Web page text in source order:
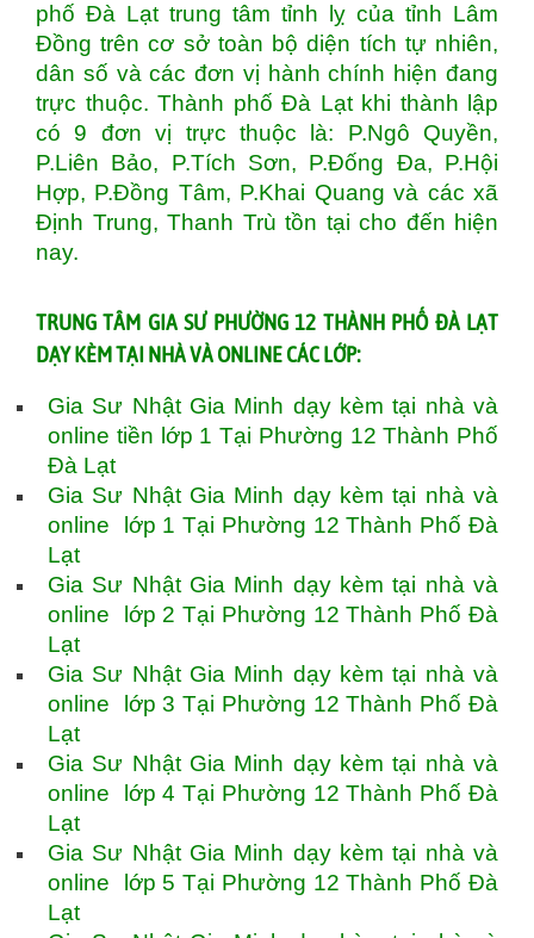
phố Đà Lạt trung tâm tỉnh lỵ của tỉnh Lâm
Đồng trên cơ sở toàn bộ diện tích tự nhiên,
dân số và các đơn vị hành chính hiện đang
trực thuộc. Thành phố Đà Lạt khi thành lập
có 9 đơn vị trực thuộc là: P.Ngô Quyền,
P.Liên Bảo, P.Tích Sơn, P.Đống Đa, P.Hội
Hợp, P.Đồng Tâm, P.Khai Quang và các xã
Định Trung, Thanh Trù tồn tại cho đến hiện
nay.
TRUNG TÂM GIA SƯ PHƯỜNG 12 THÀNH PHỐ ĐÀ LẠT
DẠY KÈM TẠI NHÀ VÀ ONLINE CÁC LỚP:
Gia Sư Nhật Gia Minh dạy kèm tại nhà và
online tiền lớp 1 Tại Phường 12 Thành Phố
Đà Lạt
Gia Sư Nhật Gia Minh dạy kèm tại nhà và
online lớp 1 Tại Phường 12 Thành Phố Đà
Lạt
Gia Sư Nhật Gia Minh dạy kèm tại nhà và
online lớp 2 Tại Phường 12 Thành Phố Đà
Lạt
Gia Sư Nhật Gia Minh dạy kèm tại nhà và
online lớp 3 Tại Phường 12 Thành Phố Đà
Lạt
Gia Sư Nhật Gia Minh dạy kèm tại nhà và
online lớp 4 Tại Phường 12 Thành Phố Đà
Lạt
Gia Sư Nhật Gia Minh dạy kèm tại nhà và
online lớp 5 Tại Phường 12 Thành Phố Đà
Lạt